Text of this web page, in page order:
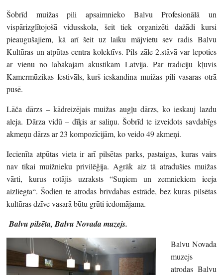
Šobrīd muižas pili apsaimnieko Balvu Profesionālā un
vispārizglītojošā vidusskola, šeit tiek organizēti dažādi kursi
pieaugušajiem, kā arī šeit uz laiku mājvietu sev radis Balvu
Kultūras un atpūtas centra kolektīvs. Pils zāle 2.stāvā var lepoties
ar vienu no labākajām akustikām Latvijā. Par tradīciju kļuvis
Kamermūzikas festivāls, kurš ieskandina muižas pili vasaras otrā
pusē.
Lāča dārzs – kādreizējais muižas augļu dārzs, ko ieskauj lazdu
aleja. Dārza vidū – dīķis ar saliņu. Šobrīd te izveidots savdabīgs
akmeņu dārzs ar 23 kompozīcijām, ko veido 49 akmeņi.
Iecienīta atpūtas vieta ir arī pilsētas parks, pastaigas, kuras vairs
nav tikai muižnieku privilēģija. Agrāk aiz tā atradušies muižas
vārti, kurus rotājis uzraksts “Suņiem un zemniekiem ieeja
aizliegta“. Šodien te atrodas brīvdabas estrāde, bez kuras pilsētas
kultūras dzīve vasarā būtu grūti iedomājama.
Balvu pilsēta, Balvu Novada muzejs.
Balvu Novada
muzejs
atrodas Balvu